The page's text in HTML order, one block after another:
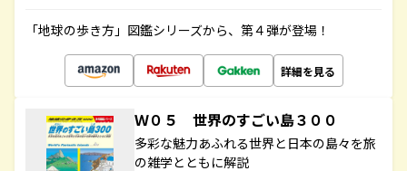
「地球の歩き方」図鑑シリーズから、第４弾が登場！
詳細を見る
Ｗ０５ 世界のすごい島３００
多彩な魅力あふれる世界と日本の島々を旅
の雑学とともに解説